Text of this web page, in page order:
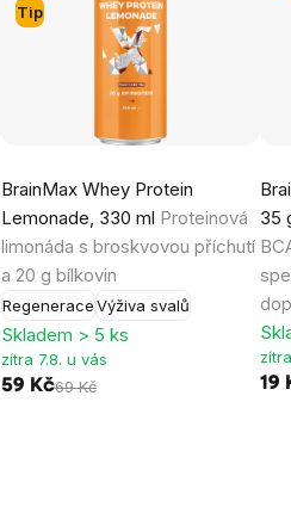
Tip
BrainMax Whey Protein
Lemonade, 330 ml Proteinová
limonáda s broskvovou příchutí
a 20 g bílkovin
RegeneraceVýživa svalů
Skladem > 5 ks
zítra 7.8. u vás
59 Kč69 Kč
35
19